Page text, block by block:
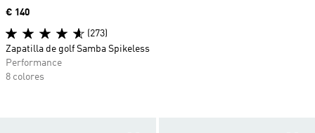
Precio
€ 140
(273)
Zapatilla de golf Samba Spikeless
Performance
8 colores